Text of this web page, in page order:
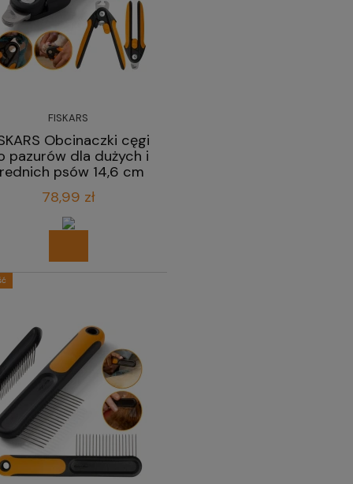
FISKARS
Obcinaczki cęgi
pazurów dla dużych i
psów 14,6 cm
78,99 zł